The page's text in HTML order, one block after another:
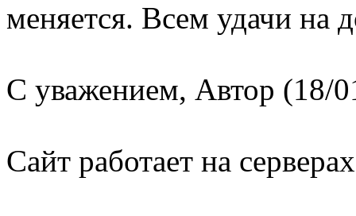
меняется. Всем удачи на
С уважением, Автор (18/
Сайт работает на